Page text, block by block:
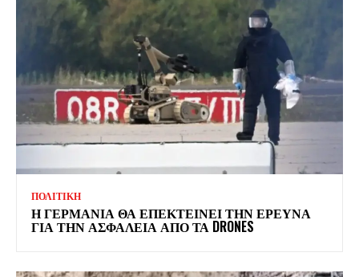
ΠΟΛΙΤΙΚΗ
Η ΓΕΡΜΑΝΙΑ ΘΑ ΕΠΕΚΤΕΙΝΕΙ ΤΗΝ ΕΡΕΥΝΑ
ΓΙΑ ΤΗΝ ΑΣΦΑΛΕΙΑ ΑΠΟ ΤΑ DRONES